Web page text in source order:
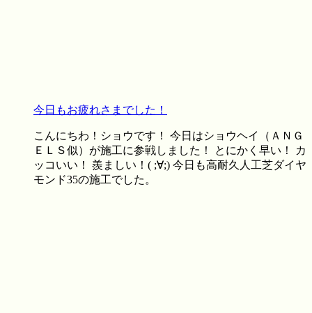
今日もお疲れさまでした！
こんにちわ！ショウです！ 今日はショウヘイ（ＡＮＧ
ＥＬＳ似）が施工に参戦しました！ とにかく早い！ カ
ッコいい！ 羨ましい！( ;∀;) 今日も高耐久人工芝ダイヤ
モンド35の施工でした。